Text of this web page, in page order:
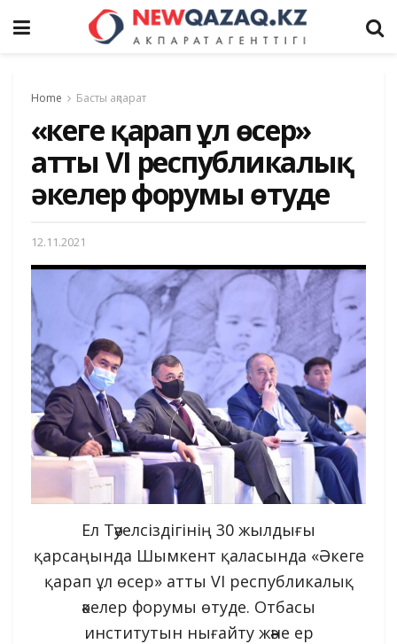
Home Басты ақпарат
«Әкеге қарап ұл өсер»
атты VІ республикалық
әкелер форумы өтуде
12.11.2021
Ел Тәуелсіздігінің 30 жылдығы
қарсаңында Шымкент қаласында «Әкеге
қарап ұл өсер» атты VІ республикалық
әкелер форумы өтуде. Отбасы
институтын нығайту және ер